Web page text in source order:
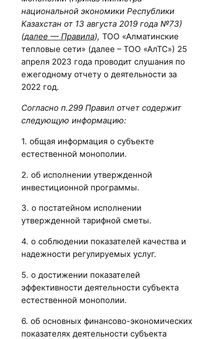
национальной экономики Республики
Казахстан от 13 августа 2019 года №73)
(далее — Правила), ТОО «Алматинские
тепловые сети» (далее – ТОО «АлТС») 25
апреля 2023 года проводит слушания по
ежегодному отчету о деятельности за
2022 год.
Согласно п.299 Правил отчет содержит
следующую информацию:
1. общая информация о субъекте
естественной монополии.
2. об исполнении утвержденной
инвестиционной программы.
3. о постатейном исполнении
утвержденной тарифной сметы.
4. о соблюдении показателей качества и
надежности регулируемых услуг.
5. о достижении показателей
эффективности деятельности субъекта
естественной монополии.
6. об основных финансово-экономических
показателях деятельности субъекта